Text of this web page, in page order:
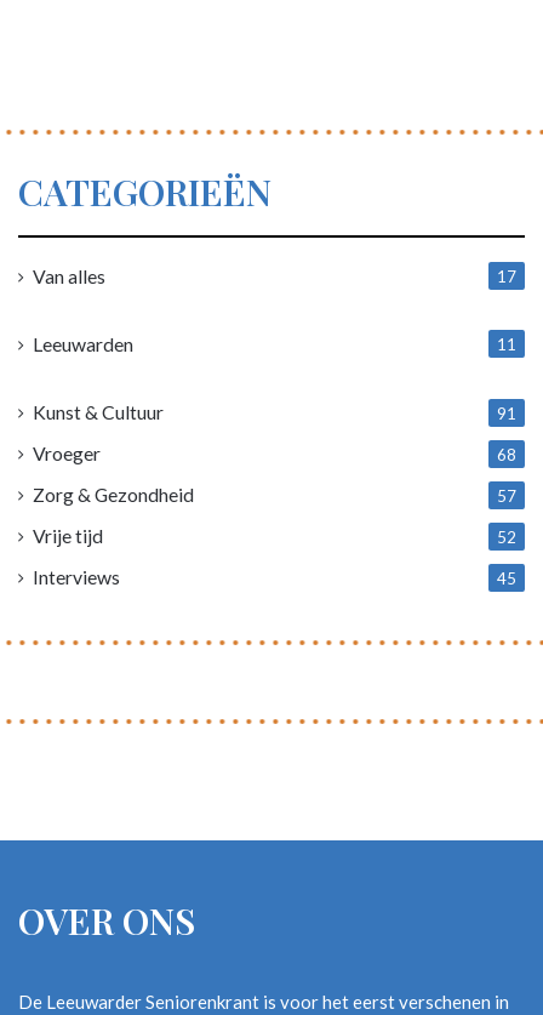
CATEGORIEËN
Van alles
17
Leeuwarden
11
Kunst & Cultuur 91
Vroeger 68
Zorg & Gezondheid 57
Vrije tijd 52
Interviews 45
OVER ONS
De Leeuwarder Seniorenkrant is voor het eerst verschenen in